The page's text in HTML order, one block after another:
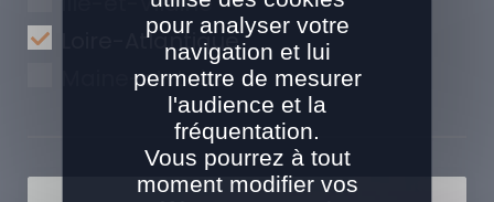
Loire-Atlantique
Maine-et-Loire
pour analyser votre
navigation et lui
permettre de mesurer
l'audience et la
fréquentation.
Vous pourrez à tout
moment modifier vos